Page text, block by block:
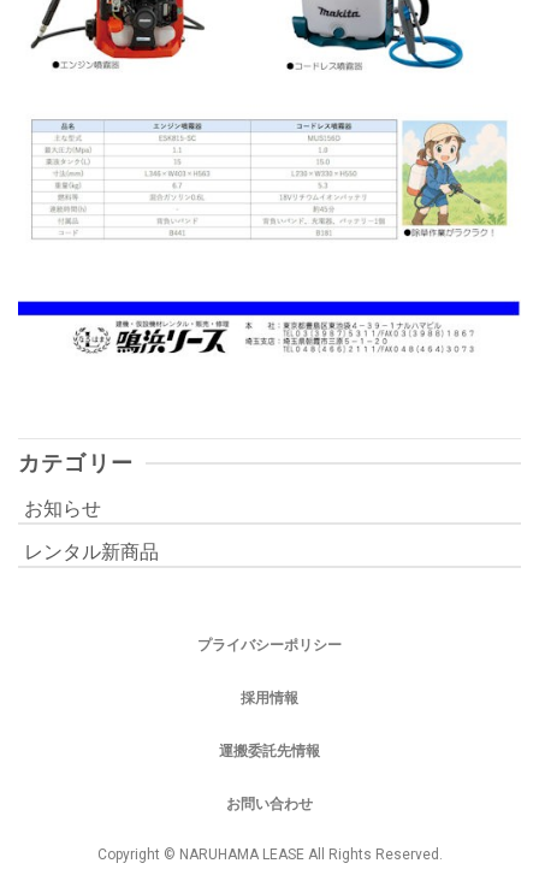
カテゴリー
お知らせ
レンタル新商品
プライバシーポリシー
採用情報
運搬委託先情報
お問い合わせ
Copyright © NARUHAMA LEASE All Rights Reserved.